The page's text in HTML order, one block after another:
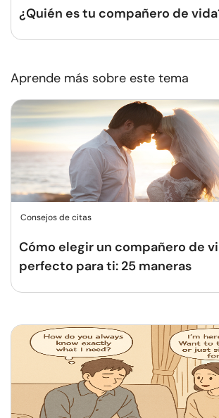
¿Quién es tu compañero de
Aprende más sobre este tema
Consejos de citas
Cómo elegir un compañero de
perfecto para ti: 25 maneras